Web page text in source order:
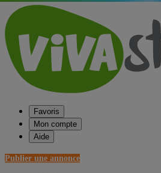
Favoris
Mon compte
Aide
Publier une annonce